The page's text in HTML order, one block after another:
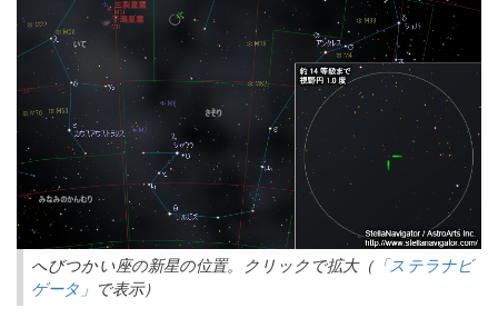
へびつかい座の新星の位置。クリックで拡大（「ステラナビ
ゲータ」 で表示）